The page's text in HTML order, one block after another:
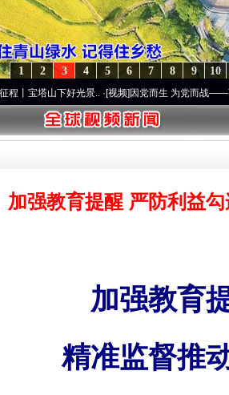
10
9
8
7
6
5
4
3
2
1
山下好光景..·[视频]因党而生 为党而战——百年“纪”
加强教育提醒 严防利益
加强教育
精准监督推